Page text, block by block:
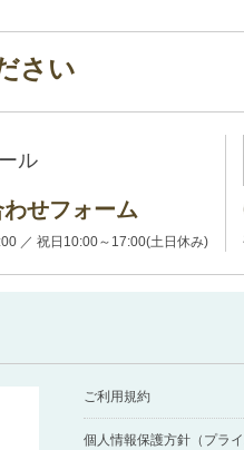
さい
ル
せフォーム
／ 祝日10:00～17:00(土日休み)
ご利用規約
個人情報保護方針（プライ